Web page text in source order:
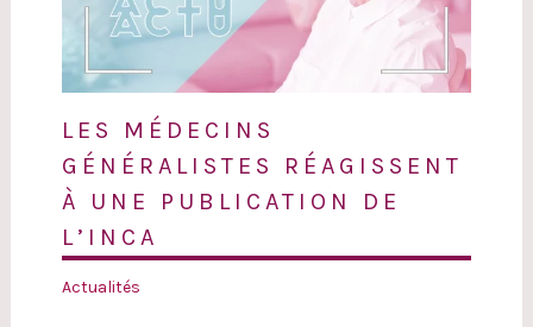
LES MÉDECINS
GÉNÉRALISTES RÉAGISSENT
À UNE PUBLICATION DE
L’INCA
Actualités